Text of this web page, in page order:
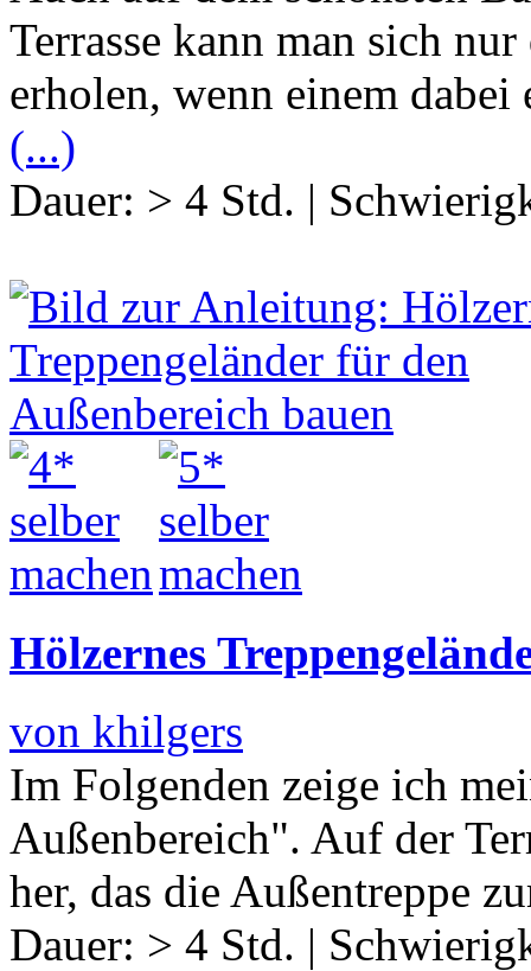
Terrasse kann man sich
erholen, wenn einem dabei
(...)
Dauer: > 4 Std. |
Hölzernes
von khilgers
Im Folgenden zeige ich
Außenbereich". Auf der
her, das die Außentreppe
Dauer: > 4 Std. |